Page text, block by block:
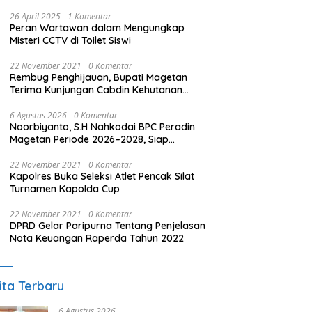
26 April 2025 1 Komentar
Peran Wartawan dalam Mengungkap
Misteri CCTV di Toilet Siswi
22 November 2021 0 Komentar
Rembug Penghijauan, Bupati Magetan
Terima Kunjungan Cabdin Kehutanan
6 Agustus 2026 0 Komentar
Noorbiyanto, S.H Nahkodai BPC Peradin
Magetan Periode 2026–2028, Siap
22 November 2021 0 Komentar
Kapolres Buka Seleksi Atlet Pencak Silat
Turnamen Kapolda Cup
22 November 2021 0 Komentar
DPRD Gelar Paripurna Tentang Penjelasan
Nota Keuangan Raperda Tahun 2022
Terbaru